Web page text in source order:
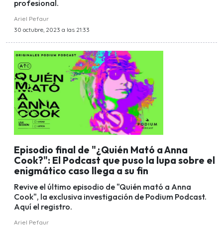
profesional.
Ariel Pefaur
30 octubre, 2023 a las 21:33
Episodio final de "¿Quién Mató a Anna
Cook?": El Podcast que puso la lupa sobre el
enigmático caso llega a su fin
Revive el último episodio de "Quién mató a Anna
Cook", la exclusiva investigación de Podium Podcast.
Aquí el registro.
Ariel Pefaur